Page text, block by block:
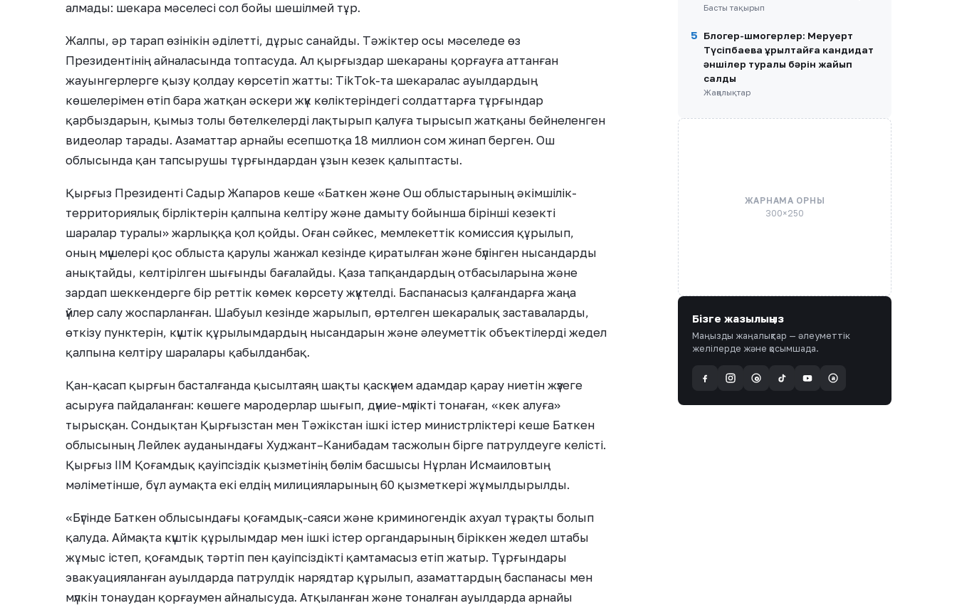
алмады: шекара мәселесі сол бойы шешілмей тұр.
Жалпы, әр тарап өзінікін әділетті, дұрыс санайды. Тәжіктер осы мәселеде өз
Президентінің айналасында топтасуда. Ал қырғыздар шекараны қорғауға аттанған
жауынгерлерге қызу қолдау көрсетіп жатты: TikTok-та шекаралас ауылдардың
көшелерімен өтіп бара жатқан әскери жүк көліктеріндегі солдаттарға тұрғындар
қарбыздарын, қымыз толы бөтелкелерді лақтырып қалуға тырысып жатқаны бейнеленген
видеолар тарады. Азаматтар арнайы есепшотқа 18 миллион сом жинап берген. Ош
облысында қан тапсырушы тұрғындардан ұзын кезек қалыптасты.
Қырғыз Президенті Садыр Жапаров кеше «Баткен және Ош облыстарының әкімшілік-
территориялық бірліктерін қалпына келтіру және дамыту бойынша бірінші кезекті
шаралар туралы» жарлыққа қол қойды. Оған сәйкес, мемлекеттік комиссия құрылып,
оның мүшелері қос облыста қарулы жанжал кезінде қиратылған және бүлінген нысандарды
анықтайды, келтірілген шығынды бағалайды. Қаза тапқандардың отбасыларына және
зардап шеккендерге бір реттік көмек көрсету жүктелді. Баспанасыз қалғандарға жаңа
үйлер салу жоспарланған. Шабуыл кезінде жарылып, өртелген шекаралық заставаларды,
өткізу пунктерін, күштік құрылымдардың нысандарын және әлеуметтік объектілерді жедел
қалпына келтіру шаралары қабылданбақ.
Қан-қасап қырғын басталғанда қысылтаяң шақты қаскүнем адамдар қарау ниетін жүзеге
асыруға пайдаланған: көшеге мародерлар шығып, дүние-мүлікті тонаған, «кек алуға»
тырысқан. Сондықтан Қырғызстан мен Тәжікстан ішкі істер министрліктері кеше Баткен
облысының Лейлек ауданындағы Худжант–Канибадам тасжолын бірге патрулдеуге келісті.
Қырғыз ІІМ Қоғамдық қауіпсіздік қызметінің бөлім басшысы Нұрлан Исмаиловтың
мәліметінше, бұл аумақта екі елдің милицияларының 60 қызметкері жұмылдырылды.
«Бүгінде Баткен облысындағы қоғамдық-саяси және криминогендік ахуал тұрақты болып
қалуда. Аймақта күштік құрылымдар мен ішкі істер органдарының біріккен жедел штабы
жұмыс істеп, қоғамдық тәртіп пен қауіпсіздікті қамтамасыз етіп жатыр. Тұрғындары
эвакуацияланған ауылдарда патрулдік нарядтар құрылып, азаматтардың баспанасы мен
мүлкін тонаудан қорғаумен айналысуда. Атқыланған және тоналған ауылдарда арнайы
Басты тақырып
5
Блогер-шмогерлер: Меруерт
Түсіпбаева Құрылтайға кандидат
әншілер туралы бәрін жайып
салды
Жаңалықтар
ЖАРНАМА ОРНЫ
300×250
Бізге жазылыңыз
Маңызды жаңалықтар — әлеуметтік
желілерде және қосымшада.
@ a